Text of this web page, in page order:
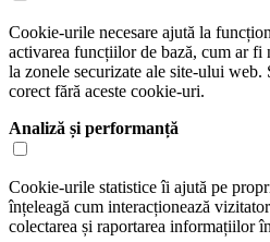
Cookie-urile necesare ajută la
activarea funcțiilor de bază, cum ar fi
la zonele securizate ale site-ului
corect fără aceste cookie-uri.
Analiză și performanță
Cookie-urile statistice îi ajută pe
înțeleagă cum interacționează
colectarea și raportarea informațiilor